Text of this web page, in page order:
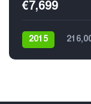
€7,699
2015